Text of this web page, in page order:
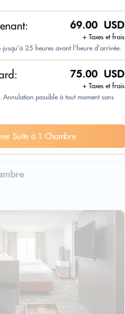
69.00 USD
+ Taxes et frais
jusqu'à 25 heures avant l'heure d'arrivée.
75.00 USD
+ Taxes et frais
Annulation possible à tout moment sans
Suite à 1 Chambre